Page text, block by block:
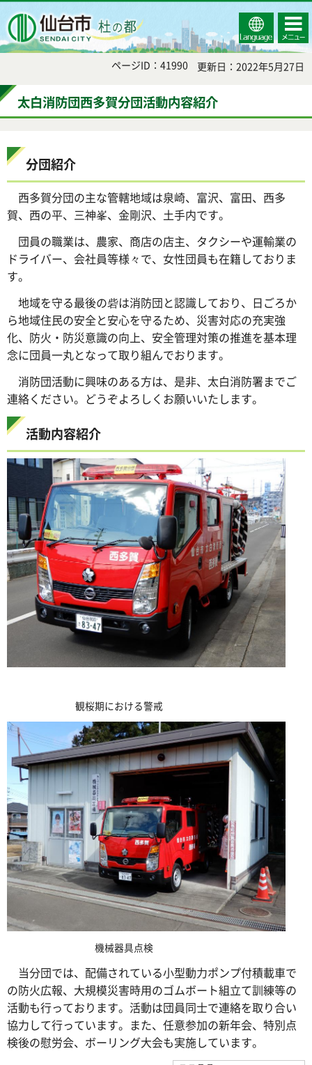
Select
Language
コンテ
ンツメ
ニュー
ページID：41990 更新日：2022年5月27日
太白消防団西多賀分団活動内容紹介
分団紹介
西多賀分団の主な管轄地域は泉崎、富沢、富田、西多
賀、西の平、三神峯、金剛沢、土手内です。
団員の職業は、農家、商店の店主、タクシーや運輸業の
ドライバー、会社員等様々で、女性団員も在籍しておりま
す。
地域を守る最後の砦は消防団と認識しており、日ごろか
ら地域住民の安全と安心を守るため、災害対応の充実強
化、防火・防災意識の向上、安全管理対策の推進を基本理
念に団員一丸となって取り組んでおります。
消防団活動に興味のある方は、是非、太白消防署までご
連絡ください。どうぞよろしくお願いいたします。
活動内容紹介
観桜期における警戒
機械器具点検
当分団では、配備されている小型動力ポンプ付積載車で
の防火広報、大規模災害時用のゴムボート組立て訓練等の
活動も行っております。活動は団員同士で連絡を取り合い
協力して行っています。また、任意参加の新年会、特別点
検後の慰労会、ボーリング大会も実施しています。